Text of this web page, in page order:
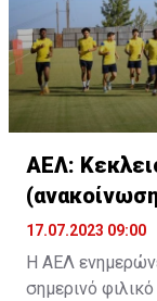
ΑΕΛ:
17.07.2023 09:00
Η ΑΕΛ
σημερινό